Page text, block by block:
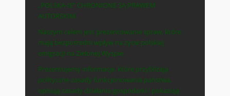
„POLSKA-IE” CHRONIONE SĄ PRAWEM
AUTORSKIM.
Naszym celem jest prezentowanie spraw, które
mają bezpośredni wpływ na życie polskiej
emigracji na Zielonej Wyspie.
Prezentujemy informacje, które przybliżają
polityczne zasady funkcjonowania państwa,
opisują zasady działania gospodarki i pokazują